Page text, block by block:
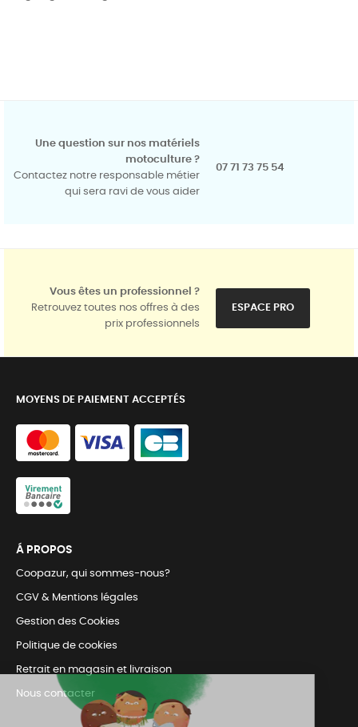
Une question sur nos matériels
motoculture ?
Contactez notre responsable métier
qui sera ravi de vous aider
07 71 73 75 54
Vous êtes un professionnel ?
Retrouvez toutes nos offres à des
prix professionnels
ESPACE PRO
MOYENS DE PAIEMENT ACCEPTÉS
Á PROPOS
Coopazur, qui sommes-nous?
CGV & Mentions légales
Gestion des Cookies
Politique de cookies
Retrait en magasin et livraison
Nous contacter